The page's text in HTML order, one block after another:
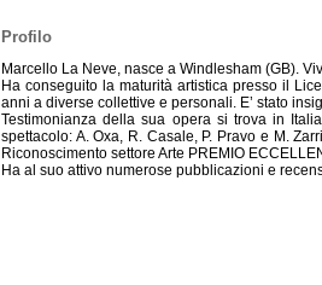
Profilo
Marcello La Neve, nasce a Windlesham (GB).
Ha conseguito la maturità artistica presso il
anni a diverse collettive e personali. E’ stato
Testimonianza della sua opera si trova in
spettacolo: A. Oxa, R. Casale, P. Pravo e M.
Riconoscimento settore Arte PREMIO
Ha al suo attivo numerose pubblicazioni e